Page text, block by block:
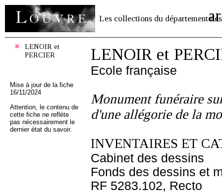
Les collections du département des
LENOIR et
PERCIER
Mise à jour de la fiche
16/11/2024
Attention, le contenu de
cette fiche ne reflète
pas nécessairement le
dernier état du savoir.
LENOIR et
Ecole française
Monument funéraire
d'une allégorie de la
INVENTAIRES ET
Cabinet des dessins
Fonds des dessins et
RF 5283.102, Recto